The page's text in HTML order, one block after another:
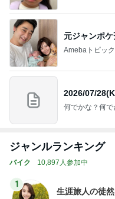
元ジャンポ
Amebaトピッ
2026/07/
何でかな？何で
ジャンルランキング
バイク 10,897人参加中
1
生涯旅人の徒